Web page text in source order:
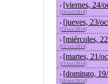
› [viernes, 24/
[24/oct/2014]
› [jueves, 23/
[23/oct/2014]
› [miércoles,
[22/oct/2014]
› [martes, 21/
[21/oct/2014]
› [domingo,
[19/oct/2014]